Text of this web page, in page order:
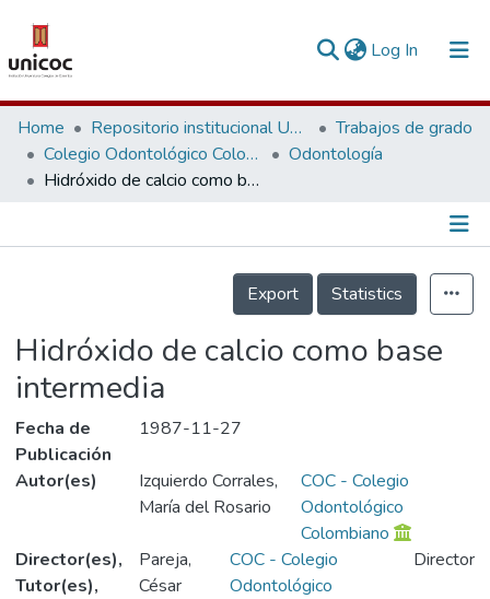
Log In (current)
Communities & Collections
Research Outputs
People
Home Repositorio institucional Unicoc, RI-unicoc
Trabajos de grado
Colegio Odontológico Colombiano
Odontología
Hidróxido de calcio como base intermedia
Información de la Publicación
Export
Statistics
Hidróxido de calcio como base
intermedia
Fecha de
Publicación
1987-11-27
Autor(es)
Izquierdo Corrales,
María del Rosario
COC - Colegio
Odontológico
Colombiano
Director(es),
Tutor(es),
Pareja,
César
COC - Colegio
Odontológico
Director